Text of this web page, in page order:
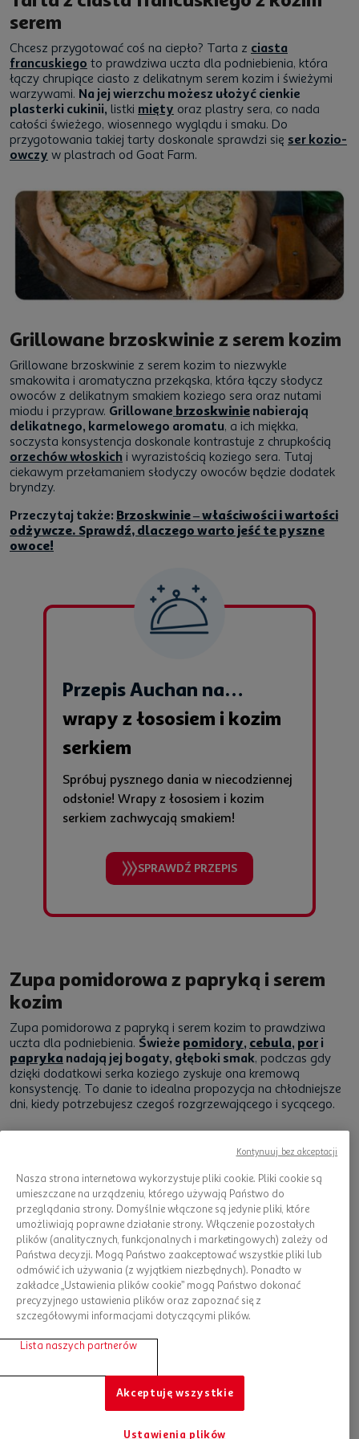
serem
Chcesz przygotować coś na ciepło? Tarta z ciasta
francuskiego to prawdziwa uczta dla podniebienia, która
łączy chrupiące ciasto z delikatnym serem kozim i świeżymi
warzywami. Na jej wierzchu możesz ułożyć cienkie
plasterki cukinii, listki mięty oraz plastry sera, co nada
całości świeżego, wiosennego wyglądu i smaku. Do
przygotowania takiej tarty doskonale sprawdzi się ser kozio-
owczy w plastrach od Goat Farm.
Grillowane brzoskwinie z serem kozim
Grillowane brzoskwinie z serem kozim to niezwykle
smakowita i aromatyczna przekąska, która łączy słodycz
owoców z delikatnym smakiem koziego sera oraz nutami
miodu i przypraw. Grillowane brzoskwinie nabierają
delikatnego, karmelowego aromatu, a ich miękka,
soczysta konsystencja doskonale kontrastuje z chrupkością
orzechów włoskich i wyrazistością koziego sera. Tutaj
ciekawym przełamaniem słodyczy owoców będzie dodatek
bryndzy.
Przeczytaj także: Brzoskwinie – właściwości i wartości
odżywcze. Sprawdź, dlaczego warto jeść te pyszne
owoce!
Przepis Auchan na…
wrapy z łososiem i kozim
serkiem
Spróbuj pysznego dania w niecodziennej
odsłonie! Wrapy z łososiem i kozim
serkiem zachwycają smakiem!
SPRAWDŹ PRZEPIS
Zupa pomidorowa z papryką i serem
kozim
Zupa pomidorowa z papryką i serem kozim to prawdziwa
uczta dla podniebienia. Świeże pomidory, cebula, por i
papryka nadają jej bogaty, głęboki smak, podczas gdy
dzięki dodatkowi serka koziego zyskuje ona kremową
konsystencję. To danie to idealna propozycja na chłodniejsze
dni, kiedy potrzebujesz czegoś rozgrzewającego i sycącego.
Zdrowe zamienniki koziego sera
Wiesz już, czy kozi ser ma laktozę, jednak co zrobić, jeśli za
znaleźć wiele alternatywnych składników, które doskonale
propozycjami są np. sery owcze, o nieco łagodniejszym
, które sprawdzi się doskonale nie tylko w kuchni
Nasza strona internetowa wykorzystuje pliki cookie. Pliki cookie są
umieszczane na urządzeniu, którego używają Państwo do
przeglądania strony. Domyślnie włączone są jedynie pliki, które
umożliwiają poprawne działanie strony. Włączenie pozostałych
plików (analitycznych, funkcjonalnych i marketingowych) zależy od
Państwa decyzji. Mogą Państwo zaakceptować wszystkie pliki lub
odmówić ich używania (z wyjątkiem niezbędnych). Ponadto w
zakładce „Ustawienia plików cookie” mogą Państwo dokonać
precyzyjnego ustawienia plików oraz zapoznać się z
szczegółowymi informacjami dotyczącymi plików.
Lista naszych partnerów
Akceptuję wszystkie
Ustawienia plików
Kontynuuj bez akceptacji